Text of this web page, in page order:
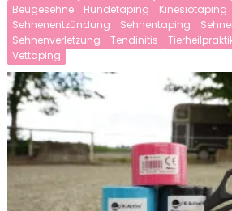
Beugesehne Hundetaping Kinesiotaping
Sehnenentzündung
Sehnentaping
Sehnenverletzung
Tendinitis
Vettaping